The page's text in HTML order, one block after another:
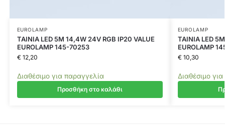
EUROLAMP
ΤΑΙΝΙΑ LED 5M 14,4W 24V RGB IP20 VALUE
EUROLAMP 145-70253
€12,20
Διαθέσιμο για παραγγελία
Προσθήκη στο καλάθι
EUROLAMP
ΤΑΙΝΙΑ LED
EUROLAMP
€10,30
Διαθέσιμο